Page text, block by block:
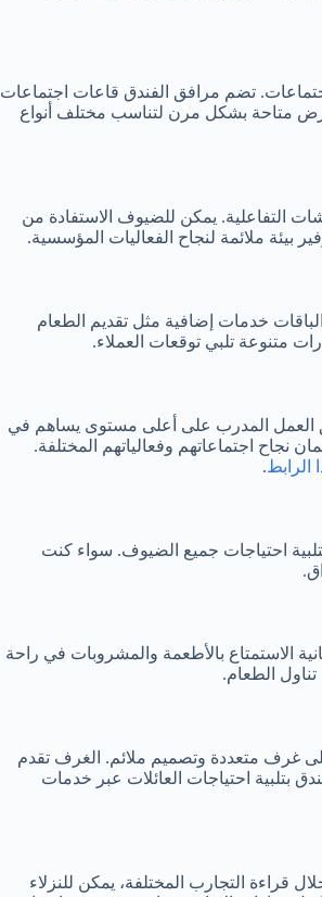
تضم مرافق الفندق قاعات اجتماعات
متاحة بشكل مرن لتناسب مختلف أنواع
التفاعلية. يمكن للضيوف الاستفادة من
بيئة ملائمة لنجاح الفعاليات المؤسسية.
خدمات إضافية مثل تقديم الطعام
متنوعة تلبي توقعات العملاء.
العمل المدرب على أعلى مستوى يساهم في
نجاح اجتماعاتهم وفعالياتهم المختلفة.
الرابط.
احتياجات جميع الضيوف. سواء كنت
الاستمتاع بالأطعمة والمشروبات في راحة
الطعام.
على غرف متعددة وتصميم ملائم. الغرف تقدم
بتلبية احتياجات العائلات عبر خدمات
قراءة التجارب المختلفة، يمكن للنزلاء